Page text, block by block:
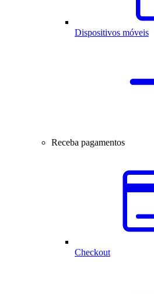
Dispositivos móveis
Receba pagamentos
Checkout